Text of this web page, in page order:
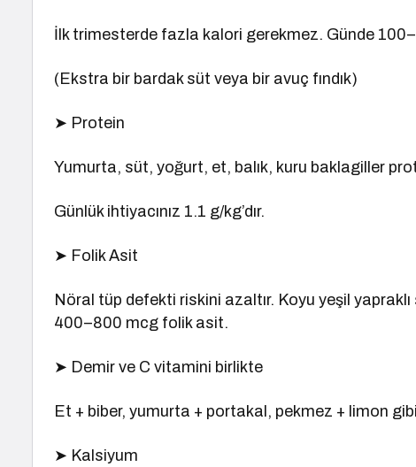
İlk trimesterde fazla kalori gerekmez. Günde
(Ekstra bir bardak süt veya bir avuç fındık)
➤ Protein
Yumurta, süt, yoğurt, et, balık, kuru baklagiller
Günlük ihtiyacınız 1.1 g/kg’dır.
➤ Folik Asit
Nöral tüp defekti riskini azaltır. Koyu yeşil
400–800 mcg folik asit.
➤ Demir ve C vitamini birlikte
Et + biber, yumurta + portakal, pekmez + limon
➤ Kalsiyum